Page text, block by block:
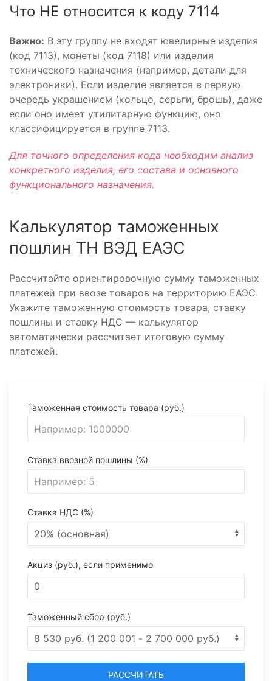
Что НЕ относится к коду 7114
Важно: В эту группу не входят ювелирные изделия
(код 7113), монеты (код 7118) или изделия
технического назначения (например, детали для
электроники). Если изделие является в первую
очередь украшением (кольцо, серьги, брошь), даже
если оно имеет утилитарную функцию, оно
классифицируется в группе 7113.
Для точного определения кода необходим анализ
конкретного изделия, его состава и основного
функционального назначения.
Калькулятор таможенных
пошлин ТН ВЭД ЕАЭС
Рассчитайте ориентировочную сумму таможенных
платежей при ввозе товаров на территорию ЕАЭС.
Укажите таможенную стоимость товара, ставку
пошлины и ставку НДС — калькулятор
автоматически рассчитает итоговую сумму
платежей.
Таможенная стоимость товара (руб.)
Ставка ввозной пошлины (%)
Ставка НДС (%)
Акциз (руб.), если применимо
Таможенный сбор (руб.)
РАССЧИТАТЬ